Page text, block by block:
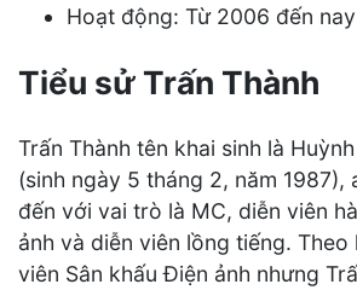
Hoạt động: Từ 2006 đến nay
Tiểu sử Trấn Thành
Trấn Thành tên khai sinh là
(sinh ngày 5 tháng 2, năm 1987),
đến với vai trò là MC, diễn viên
ảnh và diễn viên lồng tiếng. Theo
viên Sân khấu Điện ảnh nhưng